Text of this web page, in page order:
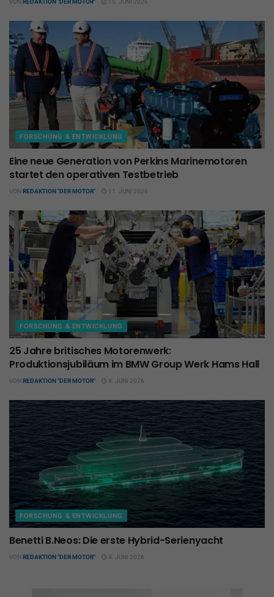
FORSCHUNG & ENTWICKLUNG
Eine neue Generation von Perkins Marinemotoren
startet den operativen Testbetrieb
VON REDAKTION "DER MOTOR" 11. JUNI 2026
FORSCHUNG & ENTWICKLUNG
25 Jahre britisches Motorenwerk:
Produktionsjubiläum im BMW Group Werk Hams Hall
VON REDAKTION "DER MOTOR" 8. JUNI 2026
FORSCHUNG & ENTWICKLUNG
Benetti B.Neos: Die erste Hybrid-Serienyacht
VON REDAKTION "DER MOTOR" 4. JUNI 2026